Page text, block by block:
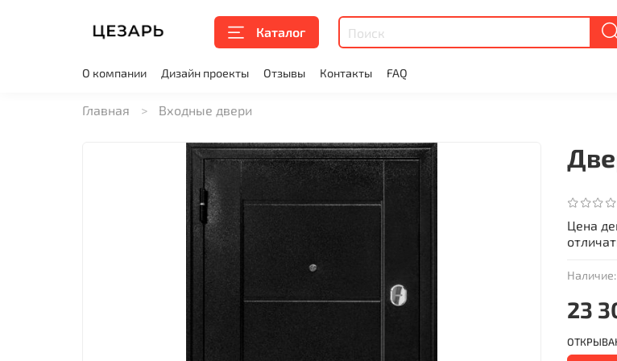
Каталог
О компании Дизайн проекты Отзывы Контакты FAQ
Главная Входные двери
Наличие:
23
Цена